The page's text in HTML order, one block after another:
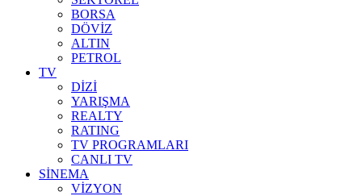
BORSA
DÖVİZ
ALTIN
PETROL
TV
DİZİ
YARIŞMA
REALTY
RATING
TV PROGRAMLARI
CANLI TV
SİNEMA
VİZYON